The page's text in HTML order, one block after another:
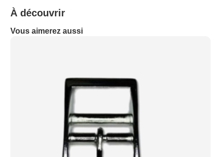
À découvrir
Vous aimerez aussi